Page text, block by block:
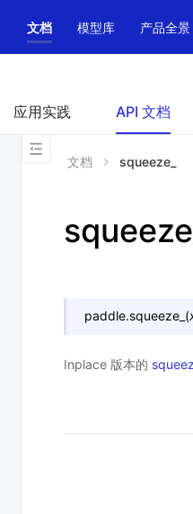
文档 模型库 产品全景
应用实践 API 文档
文档 squeeze_
paddle.squeeze_ (
Inplace 版本的